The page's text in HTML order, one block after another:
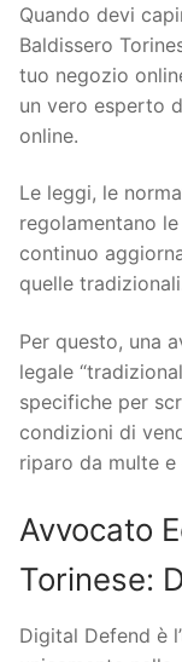
Quando devi
Baldissero
tuo negozio
un vero esperto
online.
Le leggi, le
regolamentano
continuo
quelle
Per questo, una
legale
specifiche per
condizioni di
riparo da multe e
Avvocato
Torinese:
Digital Defend è